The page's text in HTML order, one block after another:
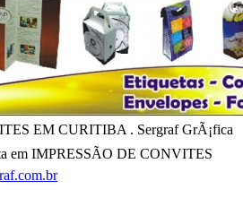
EM CURITIBA . Sergraf GrÃ¡fica
em IMPRESSÃO DE CONVITES